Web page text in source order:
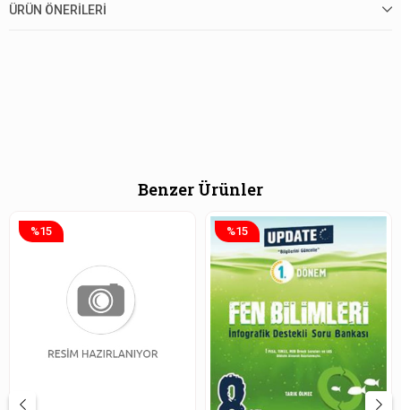
ÜRÜN ÖNERILERI
Benzer Ürünler
%15 %15